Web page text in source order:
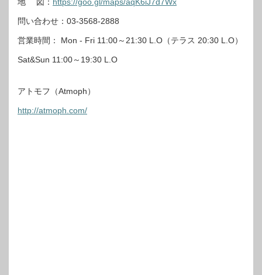
問い合わせ：03-3568-2888
営業時間： Mon - Fri 11:00～21:30 L.O（テラス 20:30 L.O）
Sat&Sun 11:00～19:30 L.O
アトモフ（Atmoph）
http://atmoph.com/